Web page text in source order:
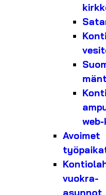
Avoimet
vuokra-
asunnot